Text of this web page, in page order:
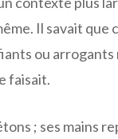
Il savait que
ou arrogants
faisait.
; ses mains